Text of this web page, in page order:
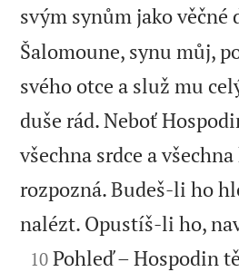
svým synům jako věčné
Šalomoune, synu můj,
svého otce a služ mu
duše rád. Neboť
všechna srdce a
rozpozná. Budeš-li ho
nalézt. Opustíš-li ho,

10 Pohleď – Hospodin